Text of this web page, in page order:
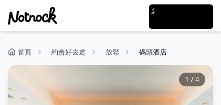
首頁 約會好去處 放鬆 碼頭酒店
1 / 4